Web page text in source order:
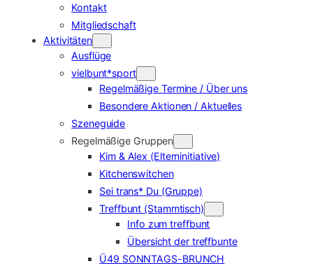
Kontakt
Mitgliedschaft
Aktivitäten
Ausflüge
vielbunt*sport
Regelmäßige Termine / Über uns
Besondere Aktionen / Aktuelles
Szeneguide
Regelmäßige Gruppen
Kim & Alex (Elterninitiative)
Kitchenswitchen
Sei trans* Du (Gruppe)
Treffbunt (Stammtisch)
Info zum treffbunt
Übersicht der treffbunte
Ü49 SONNTAGS-BRUNCH